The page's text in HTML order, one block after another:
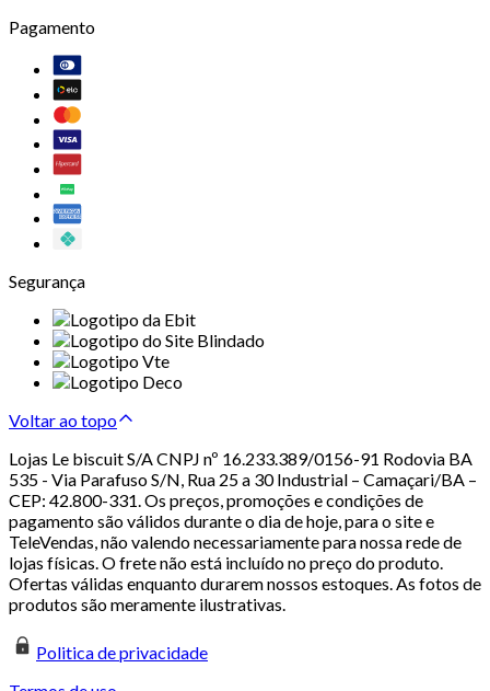
Pagamento
Segurança
Voltar ao topo
Lojas Le biscuit S/A CNPJ nº 16.233.389/0156-91 Rodovia BA
535 - Via Parafuso S/N, Rua 25 a 30 Industrial – Camaçari/BA –
CEP: 42.800-331. Os preços, promoções e condições de
pagamento são válidos durante o dia de hoje, para o site e
TeleVendas, não valendo necessariamente para nossa rede de
lojas físicas. O frete não está incluído no preço do produto.
Ofertas válidas enquanto durarem nossos estoques. As fotos de
produtos são meramente ilustrativas.
Politica de privacidade